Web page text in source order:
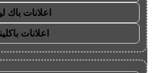
اعلانات باك
اعلانات